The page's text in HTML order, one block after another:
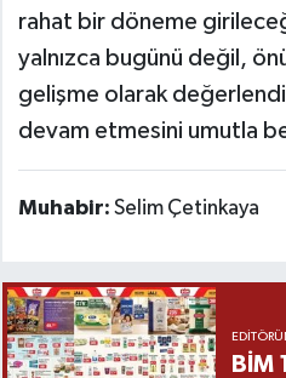
rahat bir döneme
yalnızca bugünü değil,
gelişme olarak
devam etmesini umutla
Muhabir: Selim Çetinkaya
BİM